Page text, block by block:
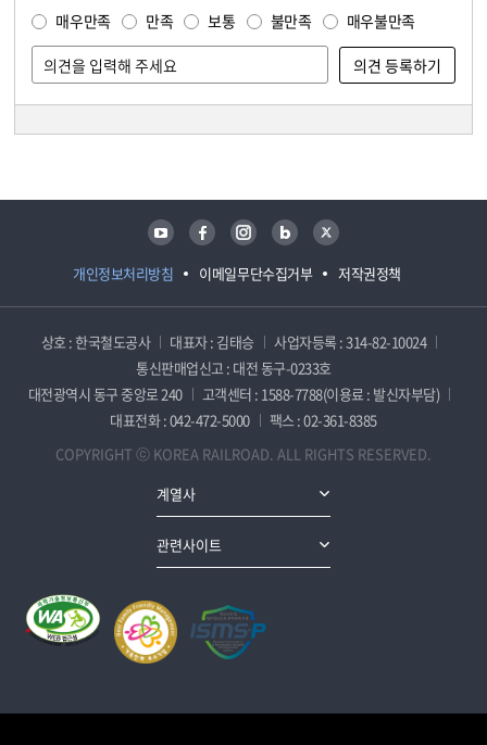
매우만족 만족 보통 불만족 매우불만족
개인정보처리방침 이메일무단수집거부 저작권정책
유튜브 페이스북 인스타그램 블로그 트위터
상호 : 한국철도공사 대표자 : 김태승
사업자등록 : 314-82-10024
통신판매업신고 : 대전 동구-0233호
대전광역시 동구 중앙로 240
고객센터 : 1588-7788(이용료 : 발신자부담)
대표전화 : 042-472-5000
팩스 : 02-361-8385
COPYRIGHT ⓒ KOREA RAILROAD. ALL RIGHTS RESERVED.
계열사
관련사이트